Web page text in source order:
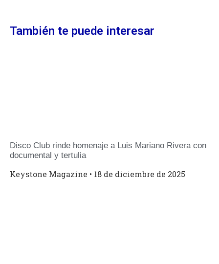
También te puede interesar
Disco Club rinde homenaje a Luis Mariano Rivera con
documental y tertulia
Keystone Magazine 18 de diciembre de 2025